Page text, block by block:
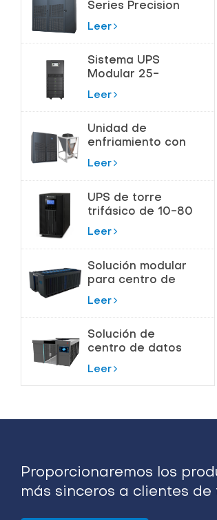
Series Precision
Air
Leer
Sistema UPS
Modular 25-
180kVA para
Leer
Unidad de
enfriamiento con
bomba de flúor
temperatura de
precisión
Leer
UPS de torre
trifásico de 10-80
KVA para
alta potencia
Leer
Solución modular
para centro de
datos de sala de
Leer
Solución de
centro de datos
modular
Leer
Proporcionaremos los
más sinceros a clientes de